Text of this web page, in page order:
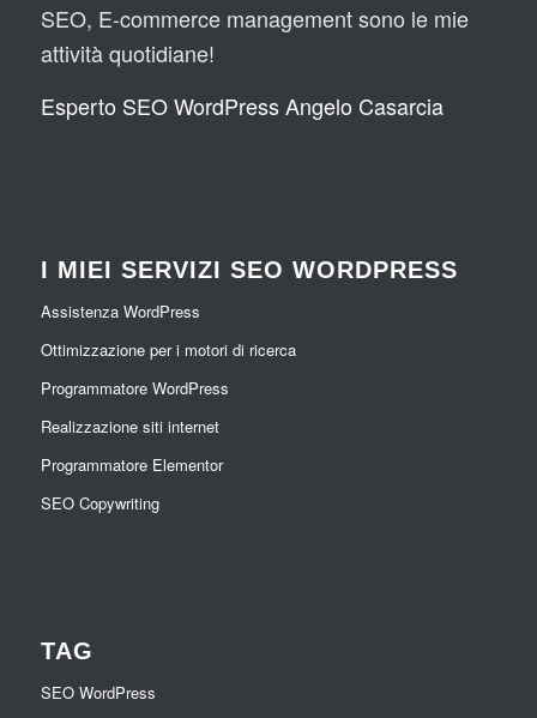
SEO, E-commerce management sono le mie
attività quotidiane!
Esperto SEO WordPress Angelo Casarcia
I MIEI SERVIZI SEO WORDPRESS
Assistenza WordPress
Ottimizzazione per i motori di ricerca
Programmatore WordPress
Realizzazione siti internet
Programmatore Elementor
SEO Copywriting
TAG
SEO WordPress